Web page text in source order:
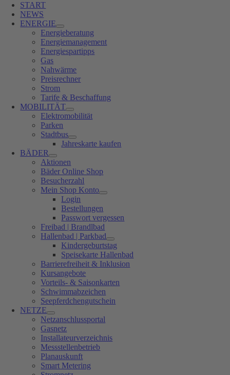
START
NEWS
ENERGIE
Energieberatung
Energiemanagement
Energiespartipps
Gas
Nahwärme
Preisrechner
Strom
Tarife & Beschaffung
MOBILITÄT
Elektromobilität
Parken
Stadtbus
Jahreskarte kaufen
BÄDER
Aktionen
Bäder Online Shop
Besucherzahl
Mein Shop Konto
Login
Bestellungen
Passwort vergessen
Freibad | Brandlbad
Hallenbad | Parkbad
Kindergeburtstag
Speisekarte Hallenbad
Barrierefreiheit & Inklusion
Kursangebote
Vorteils- & Saisonkarten
Schwimmabzeichen
Seepferdchengutschein
NETZE
Netzanschlussportal
Gasnetz
Installateurverzeichnis
Messstellenbetrieb
Planauskunft
Smart Metering